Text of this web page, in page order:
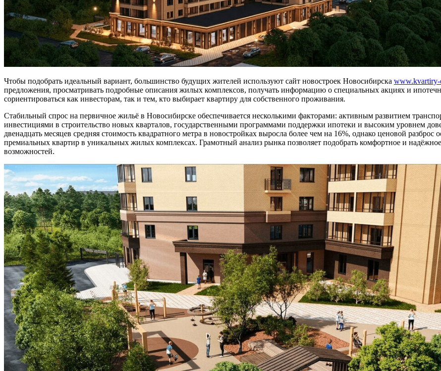
Чтобы подобрать идеальный вариант, большинство будущих жителей используют сайт новостроек Новосибирска www.kvartiry-
предложения, просматривать подробные описания жилых комплексов, получать информацию о специальных акциях и
сориентироваться как инвесторам, так и тем, кто выбирает квартиру для собственного проживания.
Стабильный спрос на первичное жильё в Новосибирске обеспечивается несколькими факторами: активным развитием
инвестициями в строительство новых кварталов, государственными программами поддержки ипотеки и высоким уровнем
двенадцать месяцев средняя стоимость квадратного метра в новостройках выросла более чем на 16%, однако ценовой
премиальных квартир в уникальных жилых комплексах. Грамотный анализ рынка позволяет подобрать комфортное и
возможностей.